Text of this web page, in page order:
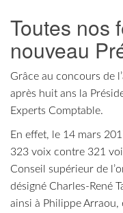
Toutes nos
nouveau
Grâce au concours de
après huit ans la
Experts Comptable.
En effet, le 14 mars
323 voix contre 321
Conseil supérieur de
désigné Charles-René
ainsi à Philippe Arraou,